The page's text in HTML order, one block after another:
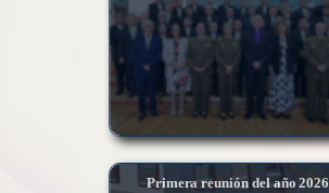
Primera reunión del año 2026